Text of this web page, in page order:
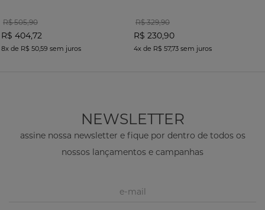
R$ 505,90
R$ 404,72
8x de R$ 50,59 sem juros
R$ 329,90
R$ 230,90
4x de R$ 57,73 sem juros
NEWSLETTER
assine nossa newsletter e fique por dentro de todos os
nossos lançamentos e campanhas